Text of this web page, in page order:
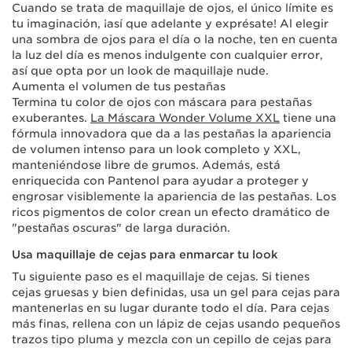
Cuando se trata de maquillaje de ojos, el único límite es
tu imaginación, ¡así que adelante y exprésate! Al elegir
una sombra de ojos para el día o la noche, ten en cuenta
la luz del día es menos indulgente con cualquier error,
así que opta por un look de maquillaje nude.
Aumenta el volumen de tus pestañas
Termina tu color de ojos con máscara para pestañas
exuberantes. La Máscara Wonder Volume XXL tiene una
fórmula innovadora que da a las pestañas la apariencia
de volumen intenso para un look completo y XXL,
manteniéndose libre de grumos. Además, está
enriquecida con Pantenol para ayudar a proteger y
engrosar visiblemente la apariencia de las pestañas. Los
ricos pigmentos de color crean un efecto dramático de
"pestañas oscuras" de larga duración.
Usa maquillaje de cejas para enmarcar tu look
Tu siguiente paso es el maquillaje de cejas. Si tienes
cejas gruesas y bien definidas, usa un gel para cejas para
mantenerlas en su lugar durante todo el día. Para cejas
más finas, rellena con un lápiz de cejas usando pequeños
trazos tipo pluma y mezcla con un cepillo de cejas para